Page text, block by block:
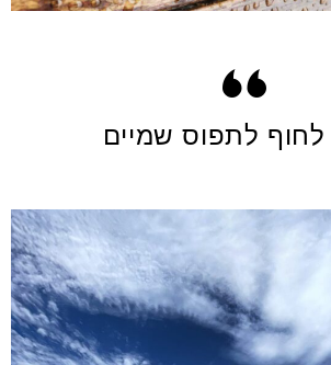
לחוף לתפוס שמיים